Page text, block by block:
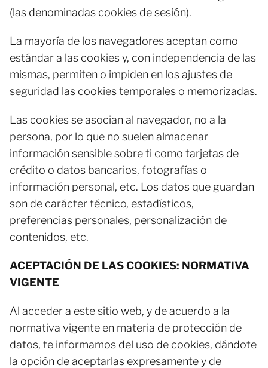
(las denominadas cookies de sesión).
La mayoría de los navegadores aceptan como
estándar a las cookies y, con independencia de las
mismas, permiten o impiden en los ajustes de
seguridad las cookies temporales o memorizadas.
Las cookies se asocian al navegador, no a la
persona, por lo que no suelen almacenar
información sensible sobre ti como tarjetas de
crédito o datos bancarios, fotografías o
información personal, etc. Los datos que guardan
son de carácter técnico, estadísticos,
preferencias personales, personalización de
contenidos, etc.
ACEPTACIÓN DE LAS COOKIES: NORMATIVA
VIGENTE
Al acceder a este sitio web, y de acuerdo a la
normativa vigente en materia de protección de
datos, te informamos del uso de cookies, dándote
la opción de aceptarlas expresamente y de